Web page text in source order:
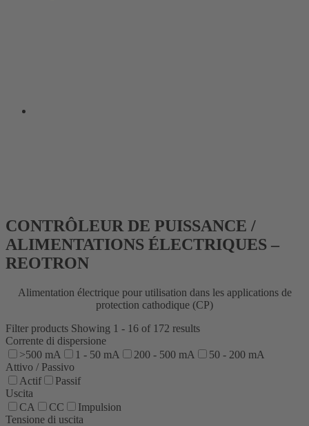
CONTRÔLEUR DE PUISSANCE /
ALIMENTATIONS ÉLECTRIQUES –
REOTRON
Alimentation électrique pour utilisation dans les applications de
protection cathodique (CP)
Filter products Showing 1 - 16 of 172 results
Corrente di dispersione
>500 mA
1 - 50 mA 200 - 500 mA
50 - 200 mA
Attivo / Passivo
Actif
Passif
Uscita
CA
CC
Impulsion
Tensione di uscita